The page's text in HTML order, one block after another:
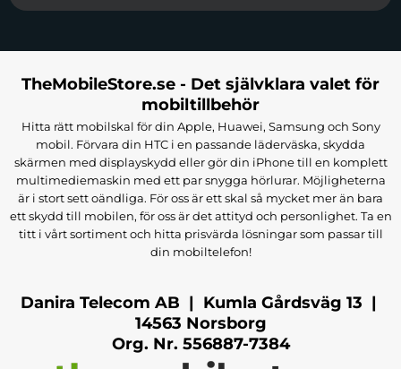
TheMobileStore.se - Det självklara valet för
mobiltillbehör
Hitta rätt mobilskal för din Apple, Huawei, Samsung och Sony
mobil. Förvara din HTC i en passande läderväska, skydda
skärmen med displayskydd eller gör din iPhone till en komplett
multimediemaskin med ett par snygga hörlurar. Möjligheterna
är i stort sett oändliga. För oss är ett skal så mycket mer än bara
ett skydd till mobilen, för oss är det attityd och personlighet. Ta en
titt i vårt sortiment och hitta prisvärda lösningar som passar till
din mobiltelefon!
Danira Telecom AB | Kumla Gårdsväg 13 |
14563 Norsborg
Org. Nr. 556887-7384